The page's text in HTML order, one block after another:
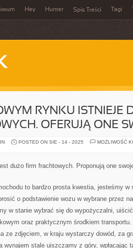
Hey Hunter Spis Treści Tagi
RYNKU ISTNIEJE
OFERUJĄ ONE
POSTED ON SIE - 14 - 2025
MOŻLIWOŚĆ
dużo firm frachtowych. Proponują one
to bardzo prosta kwestia, jesteśmy w
o podstawienie wozu w wybrane przez
w stanie wybrać się do wypożyczalni, uiścić
oraz praktycznym środkiem
ze zdjęciem, w kraju wystarczy dowód, za
wynajem stale uiszczamy z góry, wpłacając